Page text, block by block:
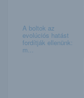
A boltok az
evolúciós hatást
fordítják ellenünk:
m...